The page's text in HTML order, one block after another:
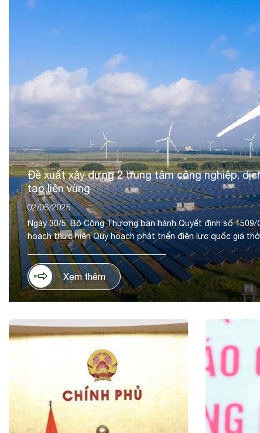
Đề xuất xây dựng 2 trung tâm công nghiệp,
tạo liên vùng
02/06/2025
Ngày 30/5, Bộ Công Thương ban hành Quyết định số
hoạch thực hiện Quy hoạch phát triển điện lực quốc gia
Xem thêm